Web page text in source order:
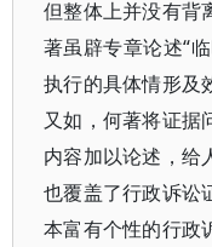
但整体上并没有背
著虽辟专章论述“
执行的具体情形及
又如，何著将证据
内容加以论述，给
也覆盖了行政诉讼
本富有个性的行政